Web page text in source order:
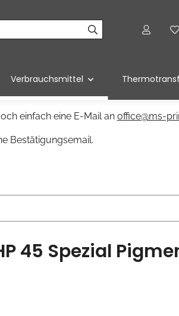
Verbrauchsmittel
einfach eine E-Mail an office@ms-
Bestätigungsemail.
45 Spezial